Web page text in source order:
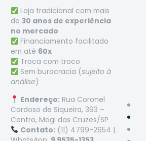
Loja tradicional com mais
de 30 anos de experiência
no mercado
Financiamento facilitado
em até 60x
Troca com troco
Sem burocracia (sujeito à
análise)
Endereço: Rua Coronel
Cardoso de Siqueira, 393 –
Centro, Mogi das Cruzes/SP
Contato: (11) 4799-2654 |